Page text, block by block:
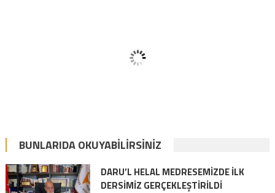
BUNLARIDA OKUYABILIRSINIZ
DARU’L HELAL MEDRESEMİZDE İLK
DERSİMİZ GERÇEKLEŞTİRİLDİ